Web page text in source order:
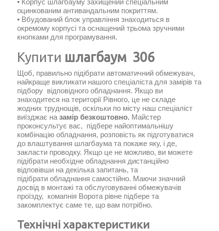
• Корпус шлагбауму захищений спеціальним
оцинкованим антивандальним покриттям.
• Вбудований блок управління знаходиться в
окремому корпусі та оснащений трьома зручними
кнопками для програмування.
Купити шлагбаум 306
Щоб, правильно підібрати автоматичний обмежувач,
найкраще викликати нашого спеціаліста для замірів та
підбору відповідного обладнання. Якщо ви
знаходитеся на території Рівного, це не складе
жодних труднощів, оскільки по місту наш спеціаліст
виїзджає на замір безкоштовно. Майстер
проконсультує вас, підбере найоптимальнішу
комбінацію обладнання, розповість як підготуватися
до влаштування шлагбаума та покаже яку, і де,
закласти проводку. Якщо це не можливо, ви можете
підібрати необхідне обладнання дистанційно
відповівши на декілька запитань, та
підібрати обладнання самостійно. Маючи значний
досвід в монтажі та обслуговуванні обмежувачів
проїзду, комапнія Ворота рівне підбере та
закомплектує саме те, що вам потрібно.
Технічні характеристики